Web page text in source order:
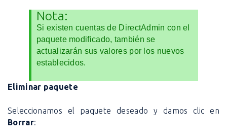
Nota:
Si existen cuentas de DirectAdmin con el
paquete modificado, también se
actualizarán sus valores por los nuevos
establecidos.
Eliminar paquete
Seleccionamos el paquete deseado y damos clic en
Borrar: